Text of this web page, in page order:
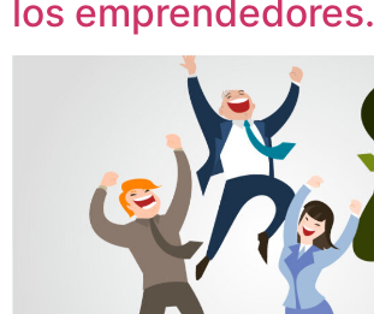
los emprendedores.